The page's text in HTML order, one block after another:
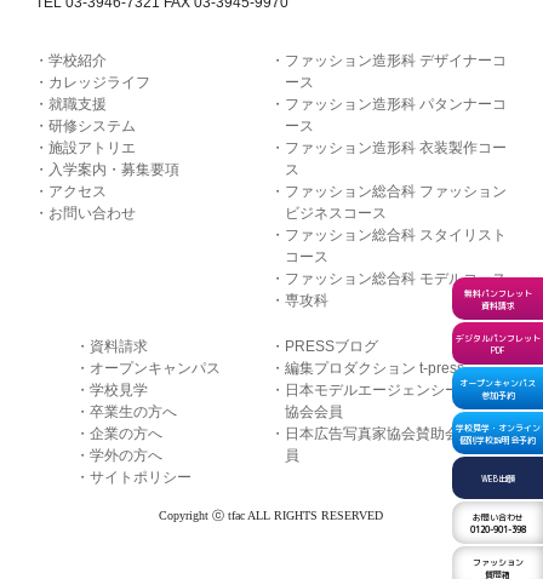
学校紹介
カレッジライフ
就職支援
研修システム
施設アトリエ
入学案内・募集要項
アクセス
お問い合わせ
ファッション造形科 デザイナーコ
ース
ファッション造形科 パタンナーコ
ース
ファッション造形科 衣装製作コー
ス
ファッション総合科 ファッション
ビジネスコース
ファッション総合科 スタイリスト
コース
ファッション総合科 モデルコース
専攻科
資料請求
オープンキャンパス
学校見学
卒業生の方へ
企業の方へ
学外の方へ
サイトポリシー
PRESSブログ
編集プロダクション t-press
日本モデルエージェンシー
協会会員
日本広告写真家協会賛助会
員
Copyright ⓒ tfac ALL RIGHTS RESERVED
無料パンフレット
資料請求
デジタルパンフレット
PDF
オープンキャンパス
参加予約
学校見学・オンライン
個別学校説明会予約
WEB出願
お問い合わせ
0120-901-398
ファッション
質問箱